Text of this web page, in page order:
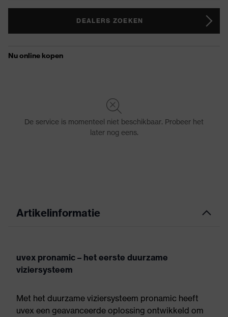
DEALERS ZOEKEN
Artikelinformatie
uvex pronamic – het eerste duurzame
viziersysteem
Met het duurzame viziersysteem pronamic heeft
uvex een geavanceerde oplossing ontwikkeld om